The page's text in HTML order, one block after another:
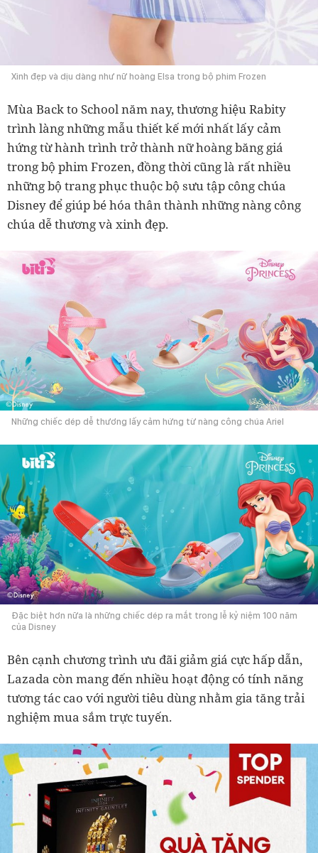
Xinh đẹp và dịu dàng như nữ hoàng Elsa trong bộ phim Frozen
Mùa Back to School năm nay, thương hiệu Rabity
trình làng những mẫu thiết kế mới nhất lấy cảm
hứng từ hành trình trở thành nữ hoàng băng giá
trong bộ phim Frozen, đồng thời cũng là rất nhiều
những bộ trang phục thuộc bộ sưu tập công chúa
Disney để giúp bé hóa thân thành những nàng công
chúa dễ thương và xinh đẹp.
Những chiếc dép dễ thương lấy cảm hứng từ nàng công chúa Ariel
Đặc biệt hơn nữa là những chiếc dép ra mắt trong lễ kỷ niệm 100 năm
của Disney
Bên cạnh chương trình ưu đãi giảm giá cực hấp dẫn,
Lazada còn mang đến nhiều hoạt động có tính năng
tương tác cao với người tiêu dùng nhằm gia tăng trải
nghiệm mua sắm trực tuyến.